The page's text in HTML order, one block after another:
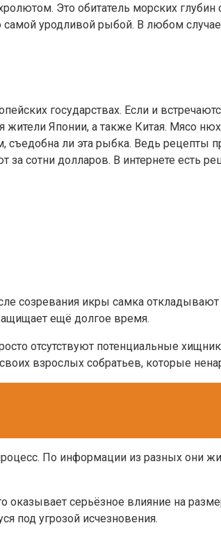
Это обитатель морских
самой уродливой рыбой. В любом
государствах. Если и
жители Японии, а также Китая. Мясо
съедобна ли эта рыбка. Ведь рецепты
сотни долларов. В интернете есть
созревания икры самка откладывают
ещё долгое время.
отсутствуют потенциальные
взрослых собратьев, которые
По информации из разных они
серьёзное влияние на
под угрозой исчезновения.